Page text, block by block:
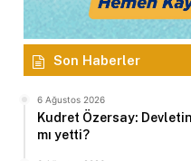
Son Haberler
6 Ağustos 2026
Kudret Özersay:
mı yetti?